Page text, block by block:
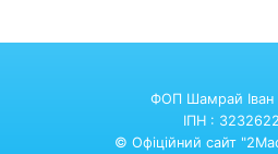
ФОП Шамрай Іван
ІПН :
© Офіційний сайт